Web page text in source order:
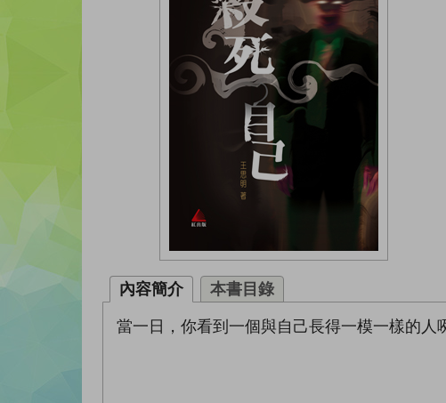
內容簡介 本書目錄
當一日，你看到一個與自己長得一模一樣的